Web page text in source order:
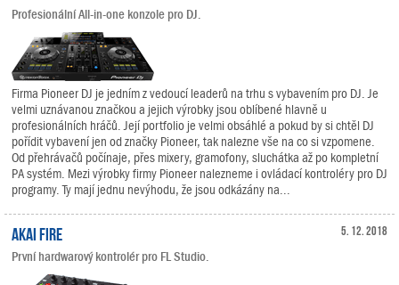
Profesionální All-in-one konzole pro DJ.
Firma Pioneer DJ je jedním z vedoucí leaderů na trhu s vybavením pro DJ. Je
velmi uznávanou značkou a jejich výrobky jsou oblíbené hlavně u
profesionálních hráčů. Její portfolio je velmi obsáhlé a pokud by si chtěl DJ
pořídit vybavení jen od značky Pioneer, tak nalezne vše na co si vzpomene.
Od přehrávačů počínaje, přes mixery, gramofony, sluchátka až po kompletní
PA systém. Mezi výrobky firmy Pioneer nalezneme i ovládací kontroléry pro DJ
programy. Ty mají jednu nevýhodu, že jsou odkázány na...
5. 12. 2018
Akai Fire
První hardwarový kontrolér pro FL Studio.